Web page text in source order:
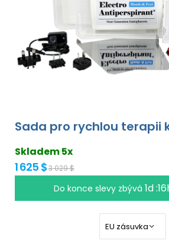
Sada pro rychlou terapii
Skladem 5x
1 625 $3 029 $
Do konce slevy zbývá1d